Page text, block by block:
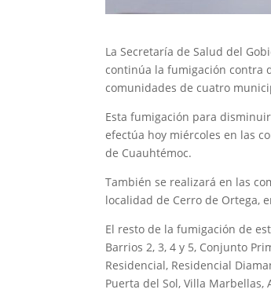
La Secretaría de Salud del
continúa la fumigación contra
comunidades de cuatro
Esta fumigación para
efectúa hoy miércoles en las
de Cuauhtémoc.
También se realizará en las
localidad de Cerro de Ortega,
El resto de la fumigación de
Barrios 2, 3, 4 y 5, Conjunto
Residencial, Residencial
Puerta del Sol, Villa Marbellas,